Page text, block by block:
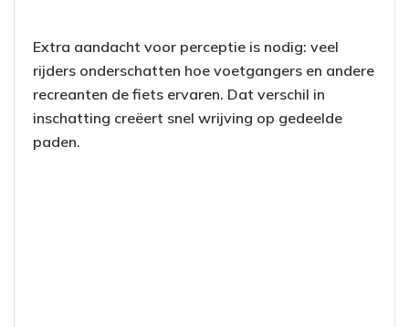
Extra aandacht voor perceptie is nodig: veel
rijders onderschatten hoe voetgangers en andere
recreanten de fiets ervaren. Dat verschil in
inschatting creëert snel wrijving op gedeelde
paden.